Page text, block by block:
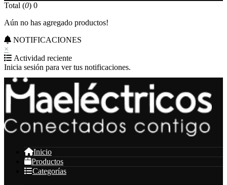
Total (0) 0
Aún no has agregado productos!
NOTIFICACIONES
×
Actividad reciente
Inicia sesión para ver tus notificaciones.
Inicio
Productos
Categorías